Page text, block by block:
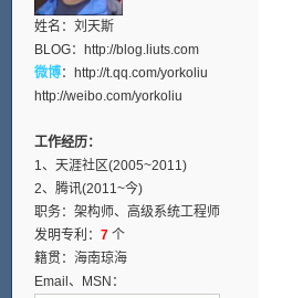
姓名：刘天斯
BLOG： http://blog.liuts.com
微博： http://t.qq.com/yorkoliu
http://weibo.com/yorkoliu
工作经历：
1、天涯社区(2005~2011)
2、腾讯(2011~今)
职务：架构师、高级系统工程师
发明专利： 7个
籍贯：海南琼海
Email、MSN：